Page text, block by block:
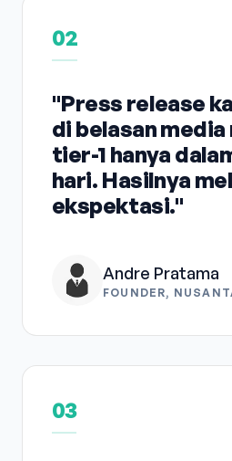
02
"Press release
di belasan media
tier-1 hanya
hari. Hasilnya
ekspektasi."
Andre Pratama
FOUNDER,
03